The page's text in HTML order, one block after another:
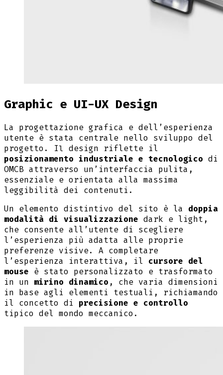
Graphic e UI-UX Design
La progettazione grafica e dell’esperienza
utente è stata centrale nello sviluppo del
progetto. Il design riflette il
posizionamento industriale e tecnologico di
OMCB attraverso un’interfaccia pulita,
essenziale e orientata alla massima
leggibilità dei contenuti.
Un elemento distintivo del sito è la doppia
modalità di visualizzazione dark e light,
che consente all’utente di scegliere
l’esperienza più adatta alle proprie
preferenze visive. A completare
l’esperienza interattiva, il cursore del
mouse è stato personalizzato e trasformato
in un mirino dinamico , che varia dimensioni
in base agli elementi testuali, richiamando
il concetto di precisione e controllo
tipico del mondo meccanico.